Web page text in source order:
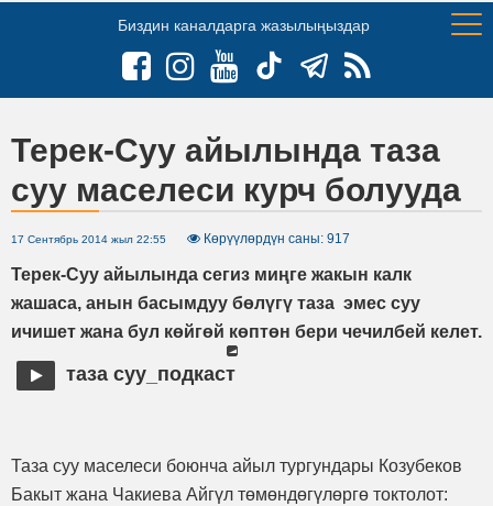
Биздин каналдарга жазылыңыздар
Терек-Суу айылында таза
суу маселеси курч болууда
17 Сентябрь 2014 жыл 22:55 Көрүүлөрдүн саны: 917
Терек-Суу айылында сегиз миңге жакын калк
жашаса, анын басымдуу бөлүгү таза эмес суу
ичишет жана бул көйгөй көптөн бери чечилбей келет.
таза суу_подкаст
Таза суу маселеси боюнча айыл тургундары Козубеков
Бакыт жана Чакиева Айгүл төмөндөгүлөргө токтолот: